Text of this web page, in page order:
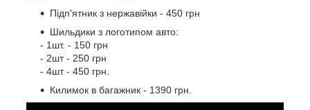
Підп'ятник з нержавійки - 450 грн
Шильдики з логотипом авто:
- 1шт. - 150 грн
- 2шт - 250 грн
- 4шт - 450 грн.
Килимок в багажник - 1390 грн.